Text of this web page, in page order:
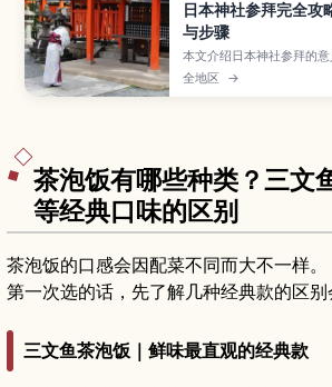
日本神社参拜完全攻
与步骤
本文介绍日本神社参拜的
点，帮助访日游客避免失礼
化。
全地区 →
茶泡饭有哪些种类？三文
等经典口味的区别
茶泡饭的口感会因配菜不同而大不一样。
第一次选的话，先了解几种经典款的区别
三文鱼茶泡饭｜鲜味最直观的经典款